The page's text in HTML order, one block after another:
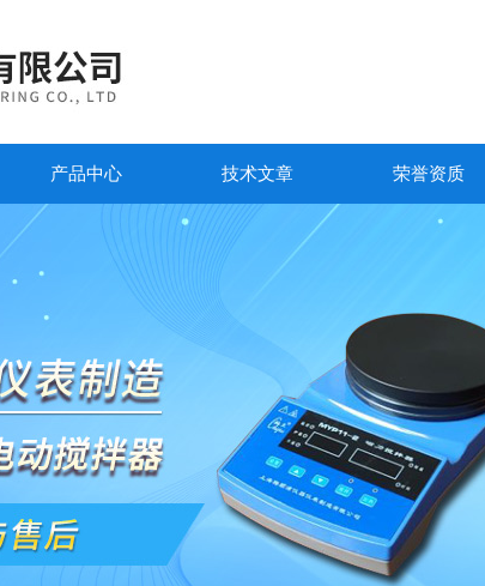
产品中心 技术文章 荣誉资质